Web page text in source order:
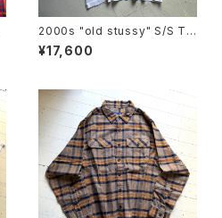
2000s "old stussy" S/S T-
shirt
¥17,600